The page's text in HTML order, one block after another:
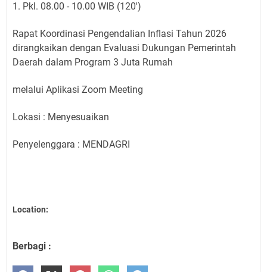
1. Pkl. 08.00 - 10.00 WIB (120')
Rapat Koordinasi Pengendalian Inflasi Tahun 2026
dirangkaikan dengan Evaluasi Dukungan Pemerintah
Daerah dalam Program 3 Juta Rumah
melalui Aplikasi Zoom Meeting
Lokasi : Menyesuaikan
Penyelenggara : MENDAGRI
Location:
Berbagi :